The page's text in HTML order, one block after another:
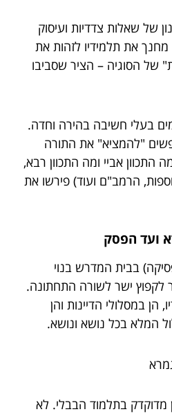
של שאלות צדדיות ועיסוק
את תלמידיו לזהות את
של הסוגיה – הציר שסביבו
בעלי חשיבה בהירה וחדה.
"להמציא" את התורה
התכוון אביי ומה התכוון רבא,
הרמב"ם ועוד) פירשו את
ועד הפסק
בבית המדרש בנוי
לקפוץ ישר לשורה התחתונה.
הן במסלולי הדיינות והן
המלא בכל נושא ונושא.
מדוקדק בתלמוד הבבלי. לא